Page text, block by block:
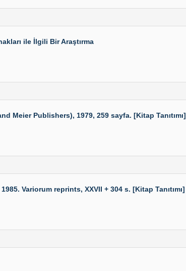
ile İlgili Bir Araştırma
Meier Publishers), 1979, 259 sayfa. [Kitap Tanıtımı]
Variorum reprints, XXVII + 304 s. [Kitap Tanıtımı]